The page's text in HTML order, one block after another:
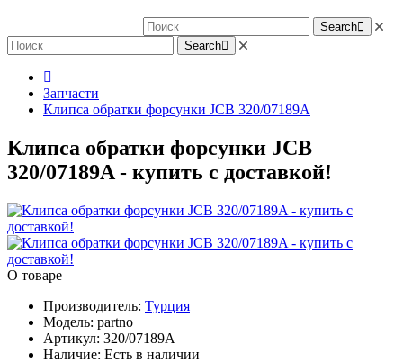
Search
Search
Запчасти
Клипса обратки форсунки JCB 320/07189A
Клипса обратки форсунки JCB
320/07189A - купить с доставкой!
О товаре
Производитель: Турция
Модель: partno
Артикул: 320/07189A
Наличие: Есть в наличии